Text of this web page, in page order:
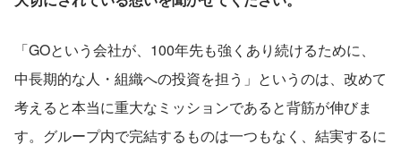
「GOという会社が、100年先も強くあり続けるために、
中長期的な人・組織への投資を担う」というのは、改めて
考えると本当に重大なミッションであると背筋が伸びま
す。グループ内で完結するものは一つもなく、結実するに